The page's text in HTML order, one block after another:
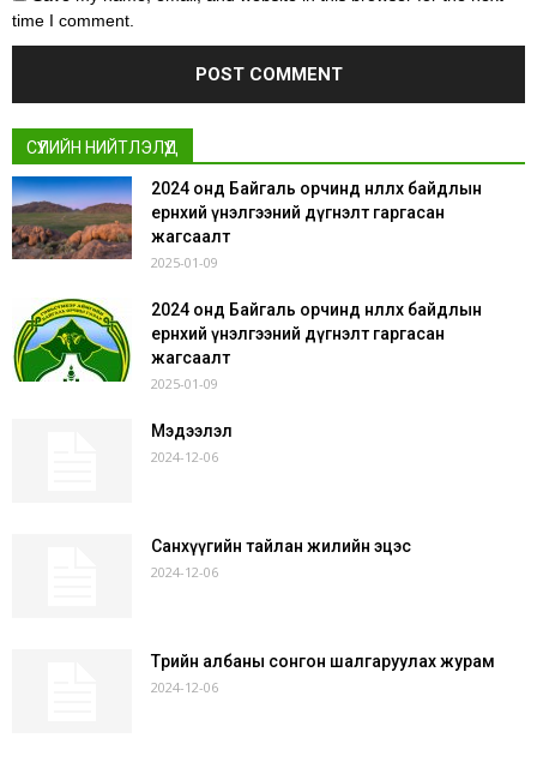
time I comment.
СҮҮЛИЙН НИЙТЛЭЛҮҮД
2024 онд Байгаль орчинд нөлөөлөх байдлын
ерөнхий үнэлгээний дүгнэлт гаргасан
жагсаалт
2025-01-09
2024 онд Байгаль орчинд нөлөөлөх байдлын
ерөнхий үнэлгээний дүгнэлт гаргасан
жагсаалт
2025-01-09
Мэдээлэл
2024-12-06
Санхүүгийн тайлан жилийн эцэс
2024-12-06
Төрийн албаны сонгон шалгаруулах журам
2024-12-06